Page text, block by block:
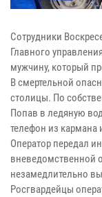
Сотрудники
Главного
мужчину, который
В смертельной
столицы. По
Попав в ледяную
телефон из кармана
Оператор передал
вневедомственной
незамедлительно
Росгвардейцы